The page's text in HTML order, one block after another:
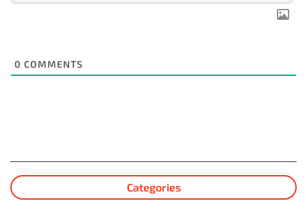
0 COMMENTS
Categories